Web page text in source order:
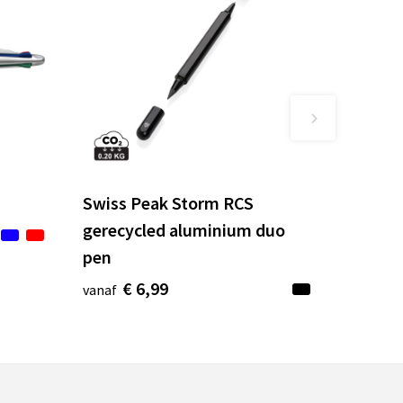
Swiss Peak Storm RCS
gerecycled aluminium duo
pen
vanaf € 6,99